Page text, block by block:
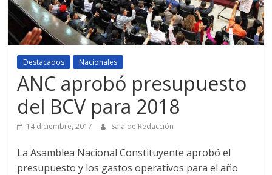
Destacados Nacionales
ANC aprobó presupuesto
del BCV para 2018
14 diciembre, 2017 Sala de Redacción
La Asamblea Nacional Constituyente aprobó el
presupuesto y los gastos operativos para el año